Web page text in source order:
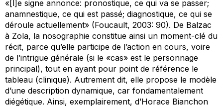
«[l]e signe annonce: pronostique, ce qui va se passer;
anamnestique, ce qui est passé; diagnostique, ce qui se
déroule actuellement» (Foucault, 2003: 90). De Balzac
à Zola, la nosographie constitue ainsi un moment-clé du
récit, parce qu’elle participe de l’action en cours, voire
de l’intrigue générale (si le «cas» est le personnage
principal), tout en ayant pour point de référence le
tableau (clinique). Autrement dit, elle propose le modèle
d’une description dynamique, car fondamentalement
diégétique. Ainsi, exemplairement, d’Horace Bianchon